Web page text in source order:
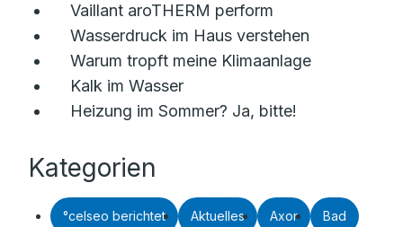
Vaillant aroTHERM perform
Wasserdruck im Haus verstehen
Warum tropft meine Klimaanlage
Kalk im Wasser
Heizung im Sommer? Ja, bitte!
Kategorien
°celseo berichtet Aktuelles Axor Bad